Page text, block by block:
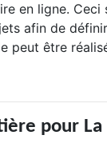
en ligne. Ceci
afin de
peut être
pour La